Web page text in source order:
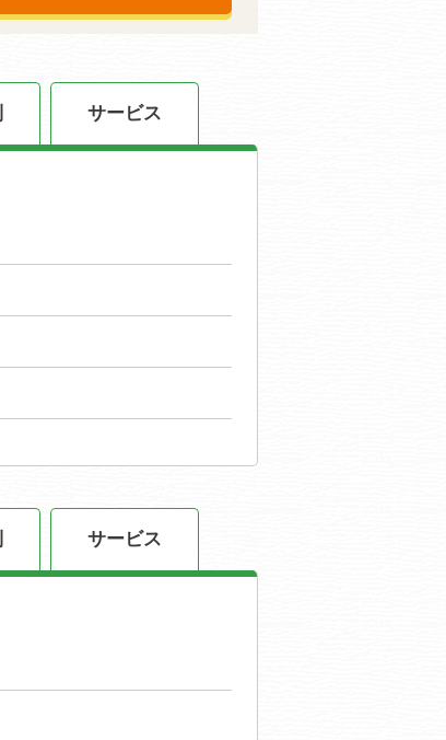
サービス
サービス